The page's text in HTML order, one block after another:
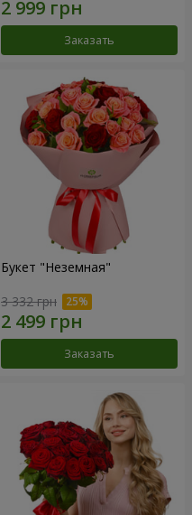
Заказать
Букет "Неземная"
3 332 грн
Заказать